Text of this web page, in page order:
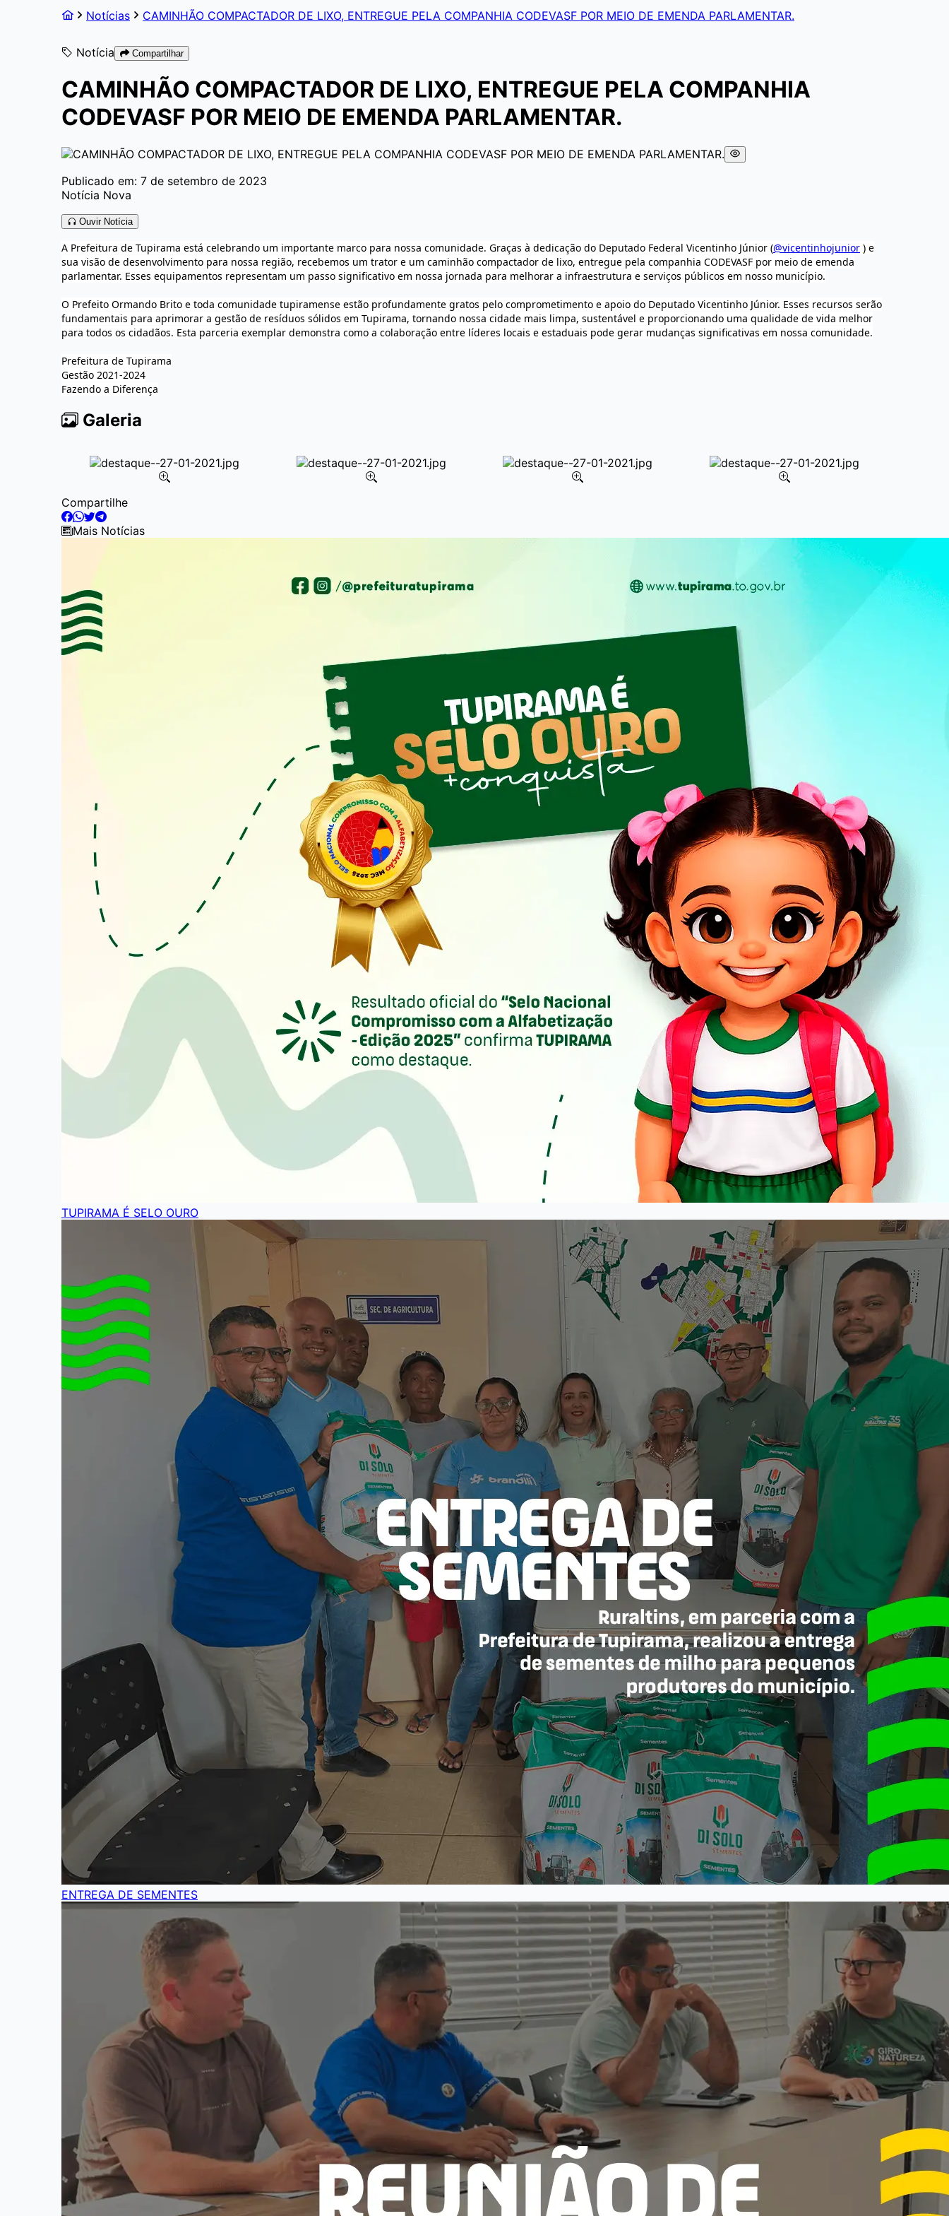
Notícias CAMINHÃO COMPACTADOR DE LIXO, ENTREGUE PELA COMPANHIA CODEVASF POR MEIO DE EMENDA PARLAMENTAR.
Notícia Compartilhar
CAMINHÃO COMPACTADOR DE LIXO, ENTREGUE PELA COMPANHIA
CODEVASF POR MEIO DE EMENDA PARLAMENTAR.
Publicado em: 7 de setembro de 2023
Notícia Nova
Ouvir Notícia
A Prefeitura de Tupirama está celebrando um importante marco para nossa comunidade. Graças à dedicação do Deputado Federal Vicentinho Júnior (@vicentinhojunior ) e
sua visão de desenvolvimento para nossa região, recebemos um trator e um caminhão compactador de lixo, entregue pela companhia CODEVASF por meio de emenda
parlamentar. Esses equipamentos representam um passo significativo em nossa jornada para melhorar a infraestrutura e serviços públicos em nosso município.
O Prefeito Ormando Brito e toda comunidade tupiramense estão profundamente gratos pelo comprometimento e apoio do Deputado Vicentinho Júnior. Esses recursos serão
fundamentais para aprimorar a gestão de resíduos sólidos em Tupirama, tornando nossa cidade mais limpa, sustentável e proporcionando uma qualidade de vida melhor
para todos os cidadãos. Esta parceria exemplar demonstra como a colaboração entre líderes locais e estaduais pode gerar mudanças significativas em nossa comunidade.
Prefeitura de Tupirama
Gestão 2021-2024
Fazendo a Diferença
Galeria
Item
2
of
Compartilhe
Mais Notícias
TUPIRAMA É SELO OURO
ENTREGA DE SEMENTES